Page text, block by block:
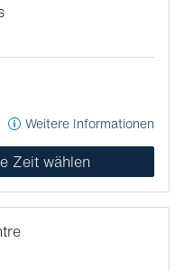
Weitere Informationen
Zeit wählen